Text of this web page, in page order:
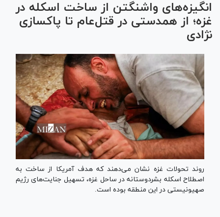
انگیزه‌های واشنگتن از ساخت اسکله در
غزه؛ از همدستی در قتل‌عام تا پاکسازی
نژادی
روند تحولات غزه نشان می‌دهند که هدف آمریکا از ساخت به
اصطلاح اسکله بشردوستانه در ساحل غزه، تسهیل جنایت‌های رژیم
صهیونیستی در این منطقه بوده است.